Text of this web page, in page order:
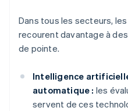
Dans tous les secteurs,
recourent davantage à
de pointe.
Intelligence
automatique : les
servent de ces